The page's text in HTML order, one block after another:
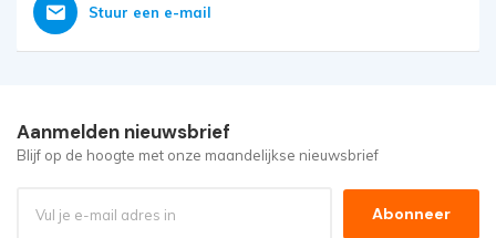
Stuur een e-mail
Aanmelden nieuwsbrief
Blijf op de hoogte met onze maandelijkse nieuwsbrief
Abonneer